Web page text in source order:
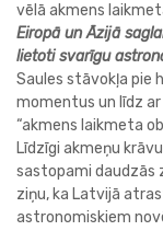
vēlā akmens
Eiropā un Āzijā
lietoti svarīgu
Saules stāvokļa pie
momentus un līdz ar
“akmens laikmeta
Līdzīgi akmeņu
sastopami daudzās
ziņu, ka Latvijā
astronomiskiem